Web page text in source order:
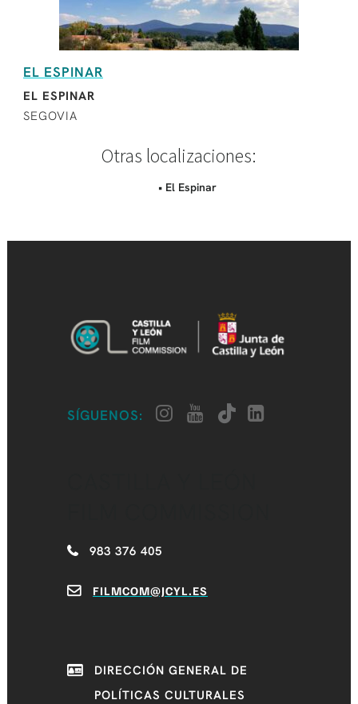
EL ESPINAR
EL ESPINAR
SEGOVIA
Otras localizaciones:
• El Espinar
SÍGUENOS:
983 376 405
FILMCOM@JCYL.ES
DIRECCIÓN GENERAL DE
POLÍTICAS CULTURALES